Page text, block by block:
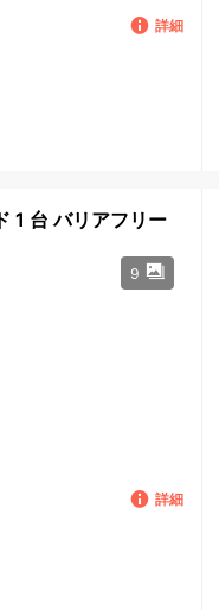
詳細
1 台 バリアフリー
9
詳細